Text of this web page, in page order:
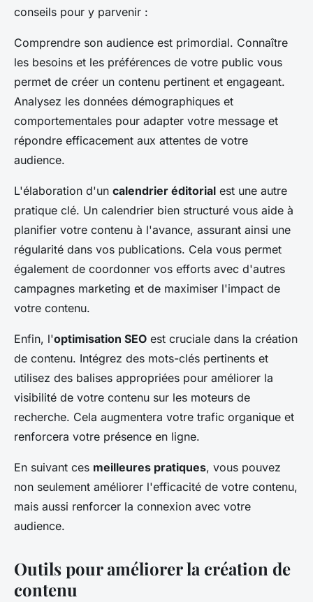
conseils pour y parvenir :
Comprendre son audience est primordial. Connaître
les besoins et les préférences de votre public vous
permet de créer un contenu pertinent et engageant.
Analysez les données démographiques et
comportementales pour adapter votre message et
répondre efficacement aux attentes de votre
audience.
L'élaboration d'un calendrier éditorial est une autre
pratique clé. Un calendrier bien structuré vous aide à
planifier votre contenu à l'avance, assurant ainsi une
régularité dans vos publications. Cela vous permet
également de coordonner vos efforts avec d'autres
campagnes marketing et de maximiser l'impact de
votre contenu.
Enfin, l'optimisation SEO est cruciale dans la création
de contenu. Intégrez des mots-clés pertinents et
utilisez des balises appropriées pour améliorer la
visibilité de votre contenu sur les moteurs de
recherche. Cela augmentera votre trafic organique et
renforcera votre présence en ligne.
En suivant ces meilleures pratiques, vous pouvez
non seulement améliorer l'efficacité de votre contenu,
mais aussi renforcer la connexion avec votre
audience.
Outils pour améliorer la création de
contenu